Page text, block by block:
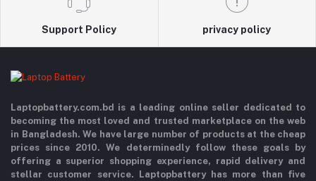
Support Policy privacy policy
Laptopbattery.com.bd is a leading online seller dedicated to
becoming the most loved and trusted marketplace on the web
in Bangladesh. We have large number of products at the cheap
prices since 2010. We determinedly follow these goals by
offering a superior shopping experience, rapid delivery and
stellar customer service. Laptopbattery has more than five